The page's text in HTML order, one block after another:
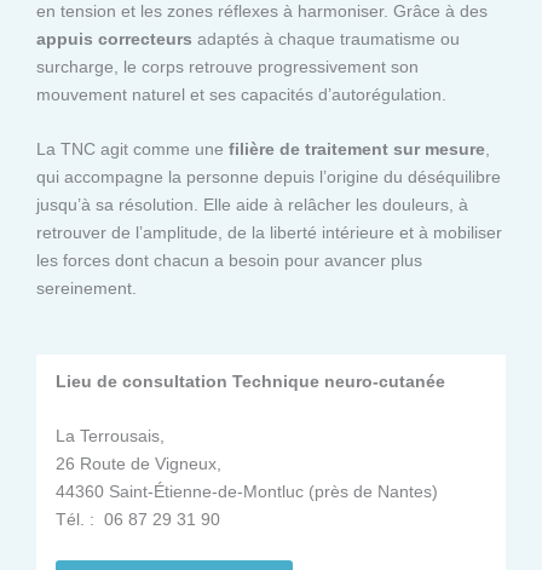
en tension et les zones réflexes à harmoniser. Grâce à des
appuis correcteurs adaptés à chaque traumatisme ou
surcharge, le corps retrouve progressivement son
mouvement naturel et ses capacités d’autorégulation.
La TNC agit comme une filière de traitement sur mesure,
qui accompagne la personne depuis l’origine du déséquilibre
jusqu’à sa résolution. Elle aide à relâcher les douleurs, à
retrouver de l’amplitude, de la liberté intérieure et à mobiliser
les forces dont chacun a besoin pour avancer plus
sereinement.
Lieu de consultation Technique neuro-cutanée
La Terrousais,
26 Route de Vigneux,
44360 Saint-Étienne-de-Montluc (près de Nantes)
Tél. : 06 87 29 31 90